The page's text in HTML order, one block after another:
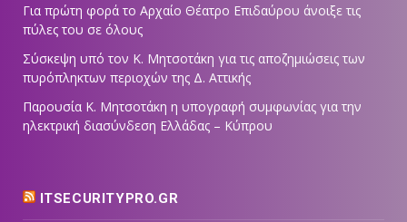
Για πρώτη φορά το Αρχαίο Θέατρο Επιδαύρου άνοιξε τις
πύλες του σε όλους
Σύσκεψη υπό τον Κ. Μητσοτάκη για τις αποζημιώσεις των
πυρόπληκτων περιοχών της Δ. Αττικής
Παρουσία Κ. Μητσοτάκη η υπογραφή συμφωνίας για την
ηλεκτρική διασύνδεση Ελλάδας – Κύπρου
ITSECURITYPRO.GR